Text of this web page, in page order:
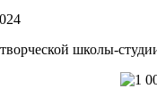
школы-